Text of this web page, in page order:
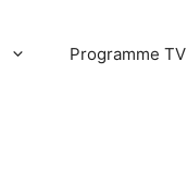
Programme TV